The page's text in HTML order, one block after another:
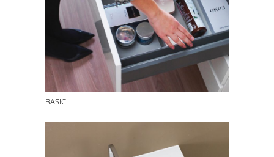
BASIC